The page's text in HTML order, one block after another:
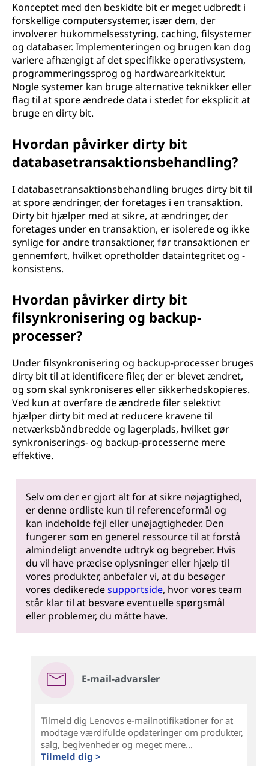
Konceptet med den beskidte bit er meget udbredt i
forskellige computersystemer, især dem, der
involverer hukommelsesstyring, caching, filsystemer
og databaser. Implementeringen og brugen kan dog
variere afhængigt af det specifikke operativsystem,
programmeringssprog og hardwarearkitektur.
Nogle systemer kan bruge alternative teknikker eller
flag til at spore ændrede data i stedet for eksplicit at
bruge en dirty bit.
Hvordan påvirker dirty bit
databasetransaktionsbehandling?
I databasetransaktionsbehandling bruges dirty bit til
at spore ændringer, der foretages i en transaktion.
Dirty bit hjælper med at sikre, at ændringer, der
foretages under en transaktion, er isolerede og ikke
synlige for andre transaktioner, før transaktionen er
gennemført, hvilket opretholder dataintegritet og -
konsistens.
Hvordan påvirker dirty bit
filsynkronisering og backup-
processer?
Under filsynkronisering og backup-processer bruges
dirty bit til at identificere filer, der er blevet ændret,
og som skal synkroniseres eller sikkerhedskopieres.
Ved kun at overføre de ændrede filer selektivt
hjælper dirty bit med at reducere kravene til
netværksbåndbredde og lagerplads, hvilket gør
synkroniserings- og backup-processerne mere
effektive.
Selv om der er gjort alt for at sikre nøjagtighed,
er denne ordliste kun til referenceformål og
kan indeholde fejl eller unøjagtigheder. Den
fungerer som en generel ressource til at forstå
almindeligt anvendte udtryk og begreber. Hvis
du vil have præcise oplysninger eller hjælp til
vores produkter, anbefaler vi, at du besøger
vores dedikeredesupportside, hvor vores team
står klar til at besvare eventuelle spørgsmål
eller problemer, du måtte have.
E-mail-advarsler
Tilmeld dig Lenovos e-mailnotifikationer for at
modtage værdifulde opdateringer om produkter,
salg, begivenheder og meget mere...
Tilmeld dig >